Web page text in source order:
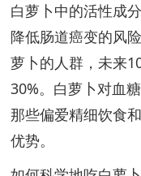
白萝卜中的活性成
降低肠道癌变的风
萝卜的人群，未来
30%。白萝卜对血
那些偏爱精细饮食
优势。